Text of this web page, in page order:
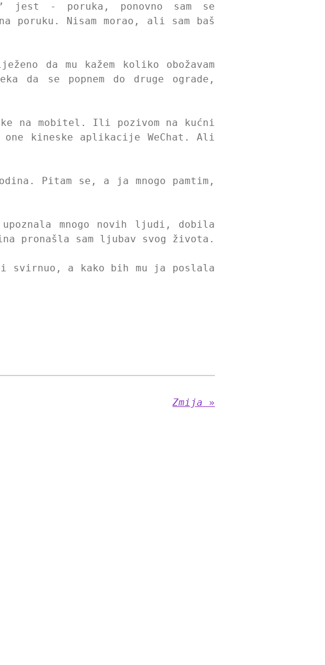
- poruka, ponovno sam se
poruku. Nisam morao, ali sam baš
da mu kažem koliko obožavam
da se popnem do druge ograde,
na mobitel. Ili pozivom na kućni
kineske aplikacije WeChat. Ali
Pitam se, a ja mnogo pamtim,
mnogo novih ljudi, dobila
pronašla sam ljubav svog života.
svirnuo, a kako bih mu ja poslala
Zmija »